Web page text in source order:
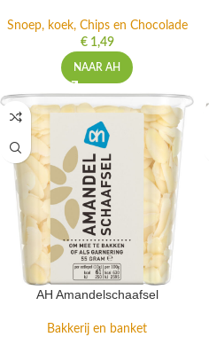
Snoep, koek, Chips en Chocolade
€1,49
NAAR AH
AH Amandelschaafsel
Bakkerij en banket